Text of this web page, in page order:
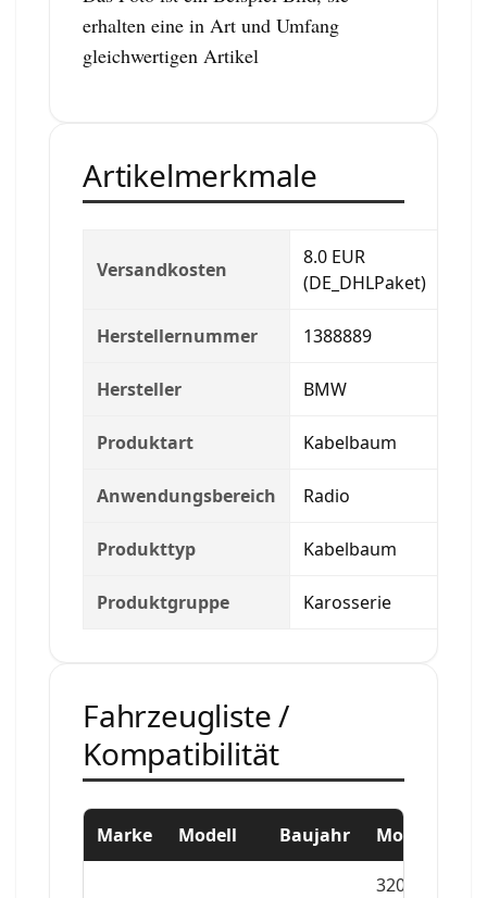
erhalten eine in Art und Umfang
gleichwertigen Artikel
Artikelmerkmale
Versandkosten
8.0 EUR
(DE_DHLPaket)
Herstellernummer 1388889
Hersteller BMW
Produktart Kabelbaum
Anwendungsbereich Radio
Produkttyp Kabelbaum
Produktgruppe Karosserie
Fahrzeugliste /
Kompatibilität
Marke Modell Baujahr Motor
3201